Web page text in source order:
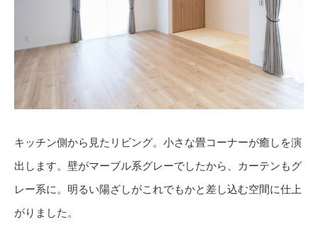
キッチン側から見たリビング。小さな畳コーナーが癒しを演
出します。壁がマーブル系グレーでしたから、カーテンもグ
レー系に。明るい陽ざしがこれでもかと差し込む空間に仕上
がりました。